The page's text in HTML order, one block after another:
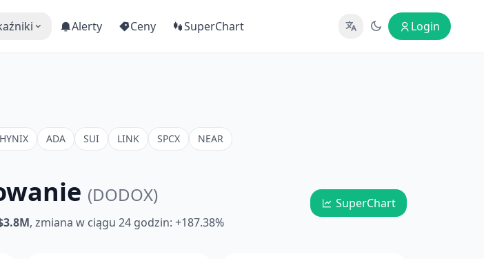
Alerty Ceny SuperChart Login
ADA SUI LINK SPCX NEAR
(DODOX)
, zmiana w ciągu 24 godzin: +187.38%
SuperChart